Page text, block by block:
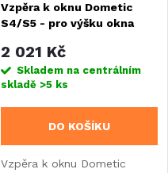
Vzpěra k oknu Dometic
S4/S5 - pro výšku okna
2 021 Kč
Skladem na centrálním
skladě >5 ks
DO KOŠÍKU
Vzpěra k oknu Dometic